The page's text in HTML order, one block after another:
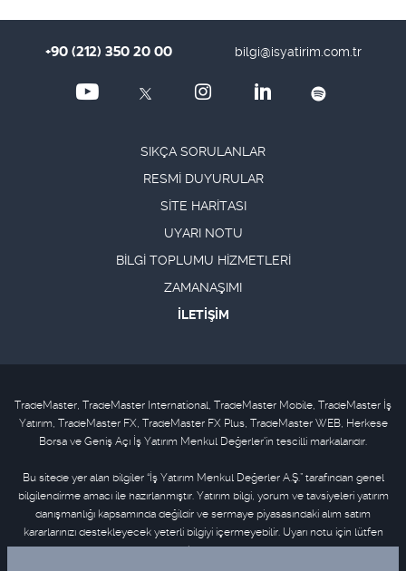
+90 (212) 350 20 00 bilgi@isyatirim.com.tr
SIKÇA SORULANLAR
RESMİ DUYURULAR
SİTE HARİTASI
UYARI NOTU
BİLGİ TOPLUMU HİZMETLERİ
ZAMANAŞIMI
İLETİŞİM
TradeMaster, TradeMaster International, TradeMaster Mobile, TradeMaster İş
Yatırım, TradeMaster FX, TradeMaster FX Plus, TradeMaster WEB, Herkese
Borsa ve Geniş Açı İş Yatırım Menkul Değerler'in tescilli markalarıdır.
Bu sitede yer alan bilgiler “İş Yatırım Menkul Değerler A.Ş.” tarafından genel
bilgilendirme amacı ile hazırlanmıştır. Yatırım bilgi, yorum ve tavsiyeleri yatırım
danışmanlığı kapsamında değildir ve sermaye piyasasındaki alım satım
kararlarınızı destekleyecek yeterli bilgiyi içermeyebilir. Uyarı notu için lütfen
tıklayınız.